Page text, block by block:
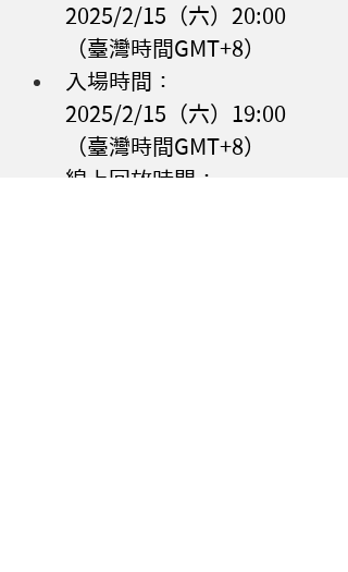
2025/2/15（六）20:00
（臺灣時間GMT+8）
入場時間：
2025/2/15（六）19:00
（臺灣時間GMT+8）
線上回放時間：